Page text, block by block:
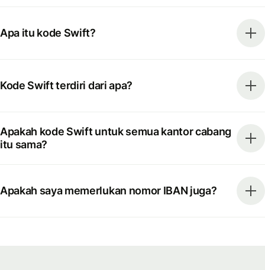
Apa itu kode Swift?
Kode Swift terdiri dari apa?
Apakah kode Swift untuk semua kantor cabang
itu sama?
Apakah saya memerlukan nomor IBAN juga?